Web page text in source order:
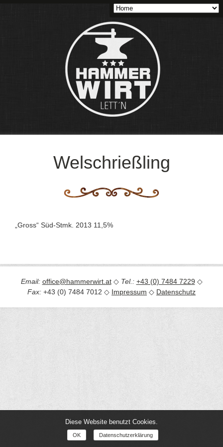
Welschrießling
„Gross“ Süd-Stmk. 2013 11,5%
Email: office@hammerwirt.at◇ Tel.: +43 (0) 7484 7229 ◇
Fax: +43 (0) 7484 7012 ◇ Impressum ◇ Datenschutz
Diese Website benutzt Cookies.
OK Datenschutzerklärung